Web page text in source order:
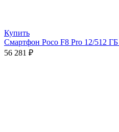
Купить
Смартфон Poco F8 Pro 12/512
56 281 ₽